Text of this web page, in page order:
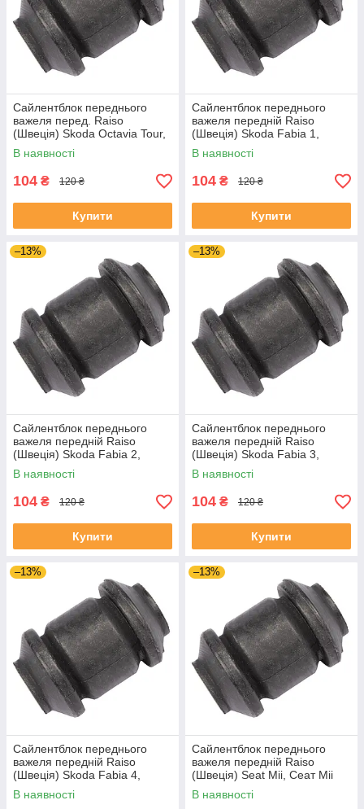
Сайлентблок переднього
важеля перед. Raiso
(Швеція) Skoda Octavia Tour,
Октавія Тур 96- #RL-1J0182V
UAJOTLS4
В наявності
104 ₴ 120 ₴
Купити
Сайлентблок переднього
важеля передній Raiso
(Швеція) Skoda Fabia 1,
Шкода Фабія 1 99-08 #RL-
1J0182V UAXPUCH4
В наявності
104 ₴ 120 ₴
Купити
–13%
Сайлентблок переднього
важеля передній Raiso
(Швеція) Skoda Fabia 2,
Шкода Фабія 2 06-14 #RL-
1J0182V UADIKZU4
В наявності
104 ₴ 120 ₴
Купити
–13%
Сайлентблок переднього
важеля передній Raiso
(Швеція) Skoda Fabia 3,
Шкода Фабія 3 14-21 #RL-
1J0182V UATXDAZ4
В наявності
104 ₴ 120 ₴
Купити
–13%
Сайлентблок переднього
важеля передній Raiso
(Швеція) Skoda Fabia 4,
Шкода Фабія 4 21- #RL-
1J0182V UAJJVOC4
В наявності
–13%
Сайлентблок переднього
важеля передній Raiso
(Швеція) Seat Mii, Сеат Міі
11-19 #RL-1J0182V
UAAVQUI4
В наявності